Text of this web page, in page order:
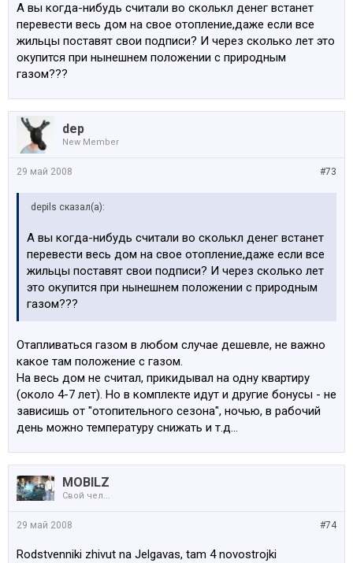
А вы когда-нибудь считали во сколькл денег встанет
перевести весь дом на свое отопление,даже если все
жильцы поставят свои подписи? И через сколько лет это
окупится при нынешнем положении с природным
газом???
dep
New Member
#73
29 май 2008
depils сказал(а):
А вы когда-нибудь считали во сколькл денег встанет
перевести весь дом на свое отопление,даже если все
жильцы поставят свои подписи? И через сколько лет
это окупится при нынешнем положении с природным
газом???
Отапливаться газом в любом случае дешевле, не важно
какое там положение с газом.
На весь дом не считал, прикидывал на одну квартиру
(около 4-7 лет). Но в комплекте идут и другие бонусы - не
зависишь от "отопительного сезона", ночью, в рабочий
день можно температуру снижать и т.д...
MOBILZ
Свой чел...
#74
29 май 2008
Rodstvenniki zhivut na Jelgavas, tam 4 novostrojki